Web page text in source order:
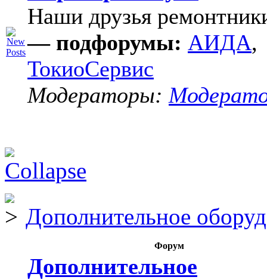
Наши друзья
— подфорумы: АИДА,
ТокиоСервис
Модераторы:
Дополнительное
Форум
Дополнительное